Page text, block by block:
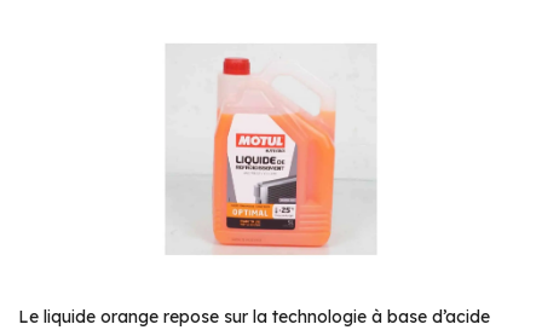
Le liquide orange repose sur la technologie à base d’acide